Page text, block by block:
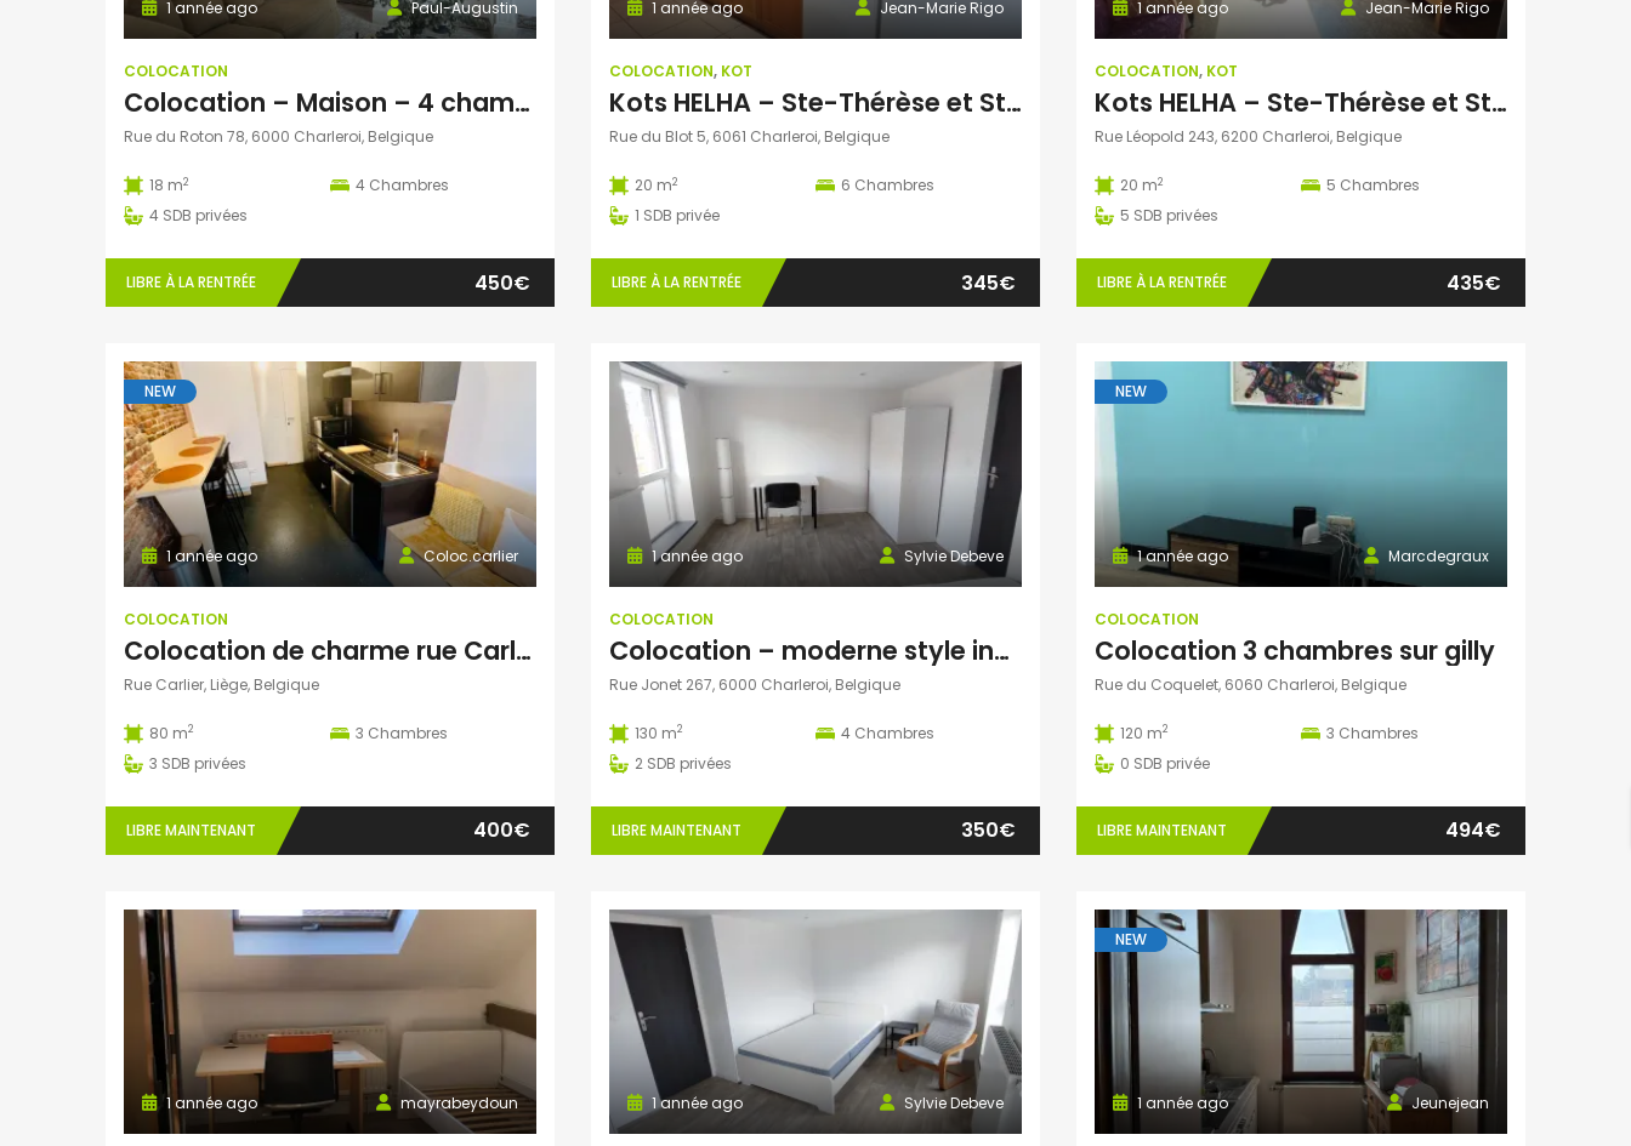
Paul-Augustin
1 année ago
COLOCATION
Colocation – Maison – 4 chambres avec salle de bain privée
Rue du Roton 78, 6000 Charleroi, Belgique
18 m2 4 Chambres
4 SDB privées
LIBRE À LA RENTRÉE 450€
Jean-Marie Rigo
1 année ago
COLOCATION, KOT
Kots HELHA – Ste-Thérèse et St-Joseph – Rue du Blot
Rue du Blot 5, 6061 Charleroi, Belgique
20 m2 6 Chambres
1 SDB privée
LIBRE À LA RENTRÉE 345€
Jean-Marie Rigo
1 année ago
COLOCATION, KOT
Kots HELHA – Ste-Thérèse et St-Joseph – Rue Léopold
Rue Léopold 243, 6200 Charleroi, Belgique
20 m2 5 Chambres
5 SDB privées
LIBRE À LA RENTRÉE 435€
NEW
Coloc.carlier
1 année ago
COLOCATION
Colocation de charme rue Carlier
Rue Carlier, Liège, Belgique
80 m2 3 Chambres
3 SDB privées
LIBRE MAINTENANT 400€
Sylvie Debeve
1 année ago
COLOCATION
Colocation – moderne style industriel
Rue Jonet 267, 6000 Charleroi, Belgique
130 m2 4 Chambres
2 SDB privées
LIBRE MAINTENANT 350€
NEW
Marcdegraux
1 année ago
COLOCATION
Colocation 3 chambres sur gilly
Rue du Coquelet, 6060 Charleroi, Belgique
120 m2 3 Chambres
0 SDB privée
LIBRE MAINTENANT 494€
mayrabeydoun
1 année ago Sylvie Debeve
1 année ago
NEW
Jeunejean
1 année ago